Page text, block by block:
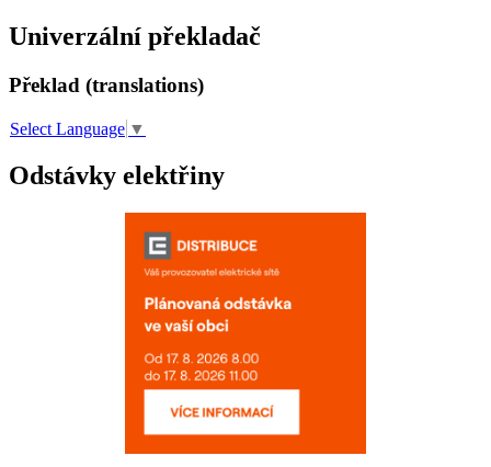
Univerzální překladač
Překlad (translations)
Select Language ▼
Odstávky elektřiny